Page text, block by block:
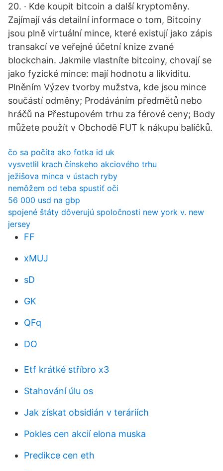
20. · Kde koupit bitcoin a další kryptoměny.
Zajímají vás detailní informace o tom, Bitcoiny
jsou plně virtuální mince, které existují jako zápis
transakcí ve veřejné účetní knize zvané
blockchain. Jakmile vlastníte bitcoiny, chovají se
jako fyzické mince: mají hodnotu a likviditu.
Plněním Výzev tvorby mužstva, kde jsou mince
součástí odměny; Prodáváním předmětů nebo
hráčů na Přestupovém trhu za férové ceny; Body
můžete použít v Obchodě FUT k nákupu balíčků.
čo sa počíta ako fotka id uk
vysvetlil krach čínskeho akciového trhu
ježišova minca v ústach ryby
nemôžem od teba spustiť oči
56 000 usd na gbp
spojené štáty dôverujú spoločnosti new york v. new
jersey
FF
xMUJ
sD
GK
QFq
DO
Etf krátké stříbro x3
Stahování úlu os
Jak získat obsidián v teráriích
Pokles cen akcií elona muska
Predikce cen eth